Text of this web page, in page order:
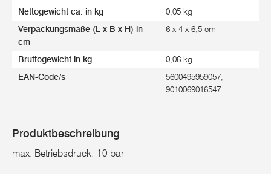
Nettogewicht ca. in kg 0,05 kg
Verpackungsmaße (L x B x H) in
cm
6 x 4 x 6,5 cm
Bruttogewicht in kg 0,06 kg
EAN-Code/s
5600495959057,
9010069016547
Produktbeschreibung
max. Betriebsdruck: 10 bar